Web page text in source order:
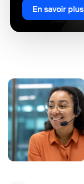
En savoir plus